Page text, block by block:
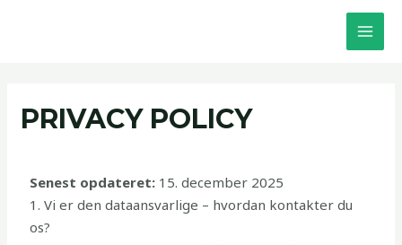
PRIVACY POLICY
Senest opdateret: 15. december 2025
1. Vi er den dataansvarlige – hvordan kontakter du
os?